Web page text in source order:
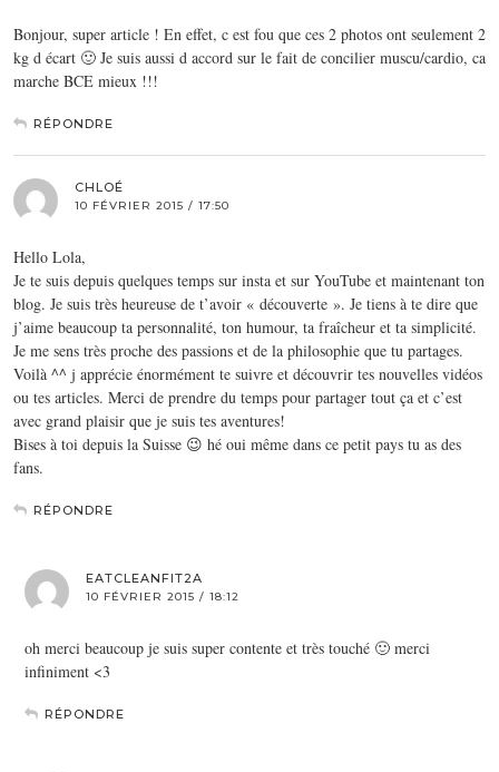
Bonjour, super article ! En effet, c est fou que ces 2 photos ont seulement 2
kg d écart 🙂 Je suis aussi d accord sur le fait de concilier muscu/cardio, ca
marche BCE mieux !!!
RÉPONDRE
CHLOÉ
10 FÉVRIER 2015 / 17:50
Hello Lola,
Je te suis depuis quelques temps sur insta et sur YouTube et maintenant ton
blog. Je suis très heureuse de t’avoir « découverte ». Je tiens à te dire que
j’aime beaucoup ta personnalité, ton humour, ta fraîcheur et ta simplicité.
Je me sens très proche des passions et de la philosophie que tu partages.
Voilà ^^ j apprécie énormément te suivre et découvrir tes nouvelles vidéos
ou tes articles. Merci de prendre du temps pour partager tout ça et c’est
avec grand plaisir que je suis tes aventures!
Bises à toi depuis la Suisse 😉 hé oui même dans ce petit pays tu as des
fans.
RÉPONDRE
EATCLEANFIT2A
10 FÉVRIER 2015 / 18:12
oh merci beaucoup je suis super contente et très touché 🙂 merci
infiniment <3
RÉPONDRE